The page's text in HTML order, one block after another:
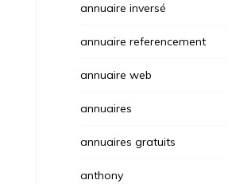
annuaire inversé
annuaire referencement
annuaire web
annuaires
annuaires gratuits
anthony